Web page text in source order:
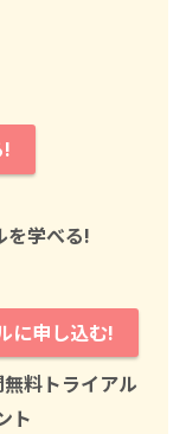
!
を学べる!
に申し込む!
料トライアル
ト